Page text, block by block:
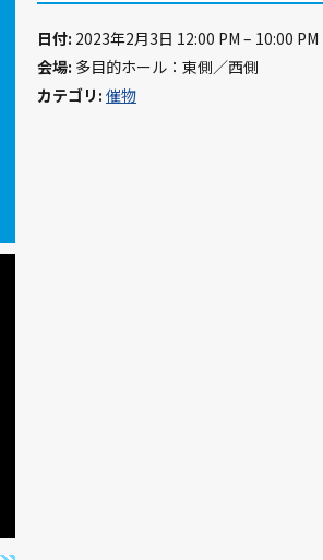
日付: 2023年2月3日 12:00 PM – 10:00 PM
会場: 多目的ホール：東側／西側
カテゴリ: 催物